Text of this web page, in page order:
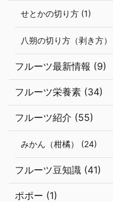
せとかの切り方 (1)
八朔の切り方（剥き方
フルーツ最新情報 (9)
フルーツ栄養素 (34)
フルーツ紹介 (55)
みかん（柑橘） (24)
フルーツ豆知識 (41)
ポポー (1)